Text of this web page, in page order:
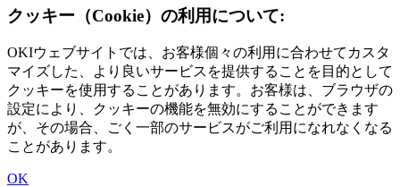
クッキー（Cookie）の利用について:
OKIウェブサイトでは、お客様個々の利用に合わせてカスタ
マイズした、より良いサービスを提供することを目的として
クッキーを使用することがあります。お客様は、ブラウザの
設定により、クッキーの機能を無効にすることができます
が、その場合、ごく一部のサービスがご利用になれなくなる
ことがあります。
OK